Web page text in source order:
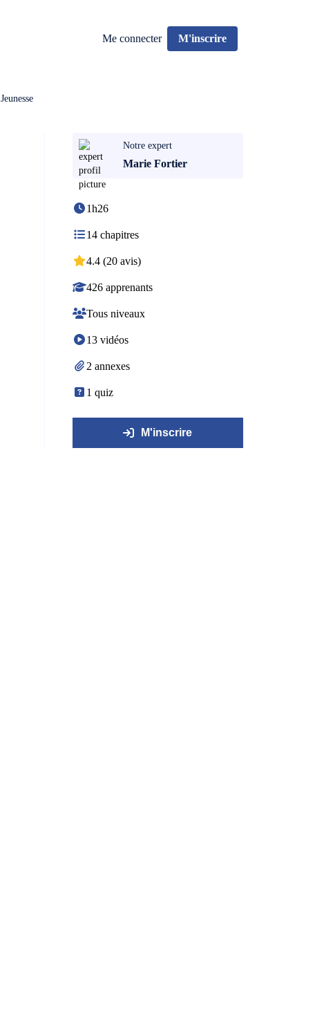
Me connecter M'inscrire
Jeunesse
Notre expert
Marie Fortier
1h26
14 chapitres
4.4 (20 avis)
426 apprenants
Tous niveaux
13 vidéos
2 annexes
1 quiz
M'inscrire